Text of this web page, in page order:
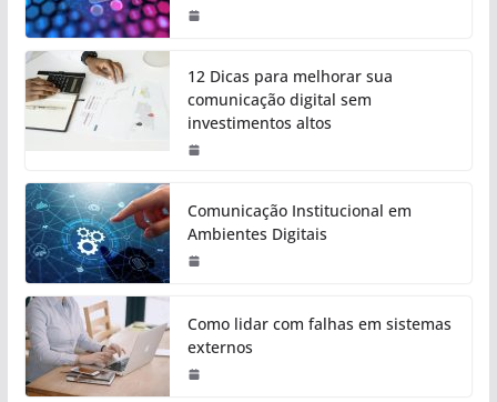
12 Dicas para melhorar sua
comunicação digital sem
investimentos altos
Comunicação Institucional em
Ambientes Digitais
Como lidar com falhas em sistemas
externos